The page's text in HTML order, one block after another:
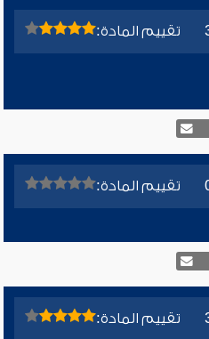
تقييم المادة:
تقييم المادة:
تقييم المادة: